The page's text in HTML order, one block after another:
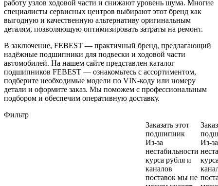
работу узлов ходовой части и снижают уровень шума. Многие
специалисты сервисных центров выбирают этот бренд как
выгодную и качественную альтернативу оригинальным
деталям, позволяющую оптимизировать затраты на ремонт.
В заключение, FEBEST — практичный бренд, предлагающий
надёжные подшипники для подвески и ходовой части
автомобилей. На нашем сайте представлен каталог
подшипников FEBEST — ознакомьтесь с ассортиментом,
подберите необходимые модели по VIN-коду или номеру
детали и оформите заказ. Мы поможем с профессиональным
подбором и обеспечим оперативную доставку.
Фильтр
Заказать этот
подшипник
Из-за
нестабильности
курса рубля и
каналов
поставок мы не
Из-за